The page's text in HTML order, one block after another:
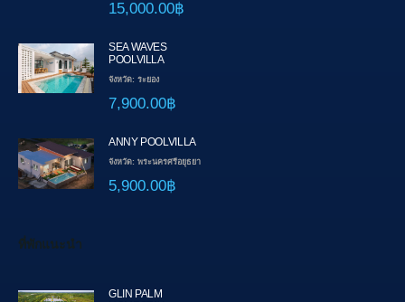
15,000.00฿
SEA WAVES
POOLVILLA
จังหวัด: ระยอง
7,900.00฿
ANNY POOLVILLA
จังหวัด: พระนครศรีอยุธยา
5,900.00฿
ที่พักแนะนำ
GLIN PALM